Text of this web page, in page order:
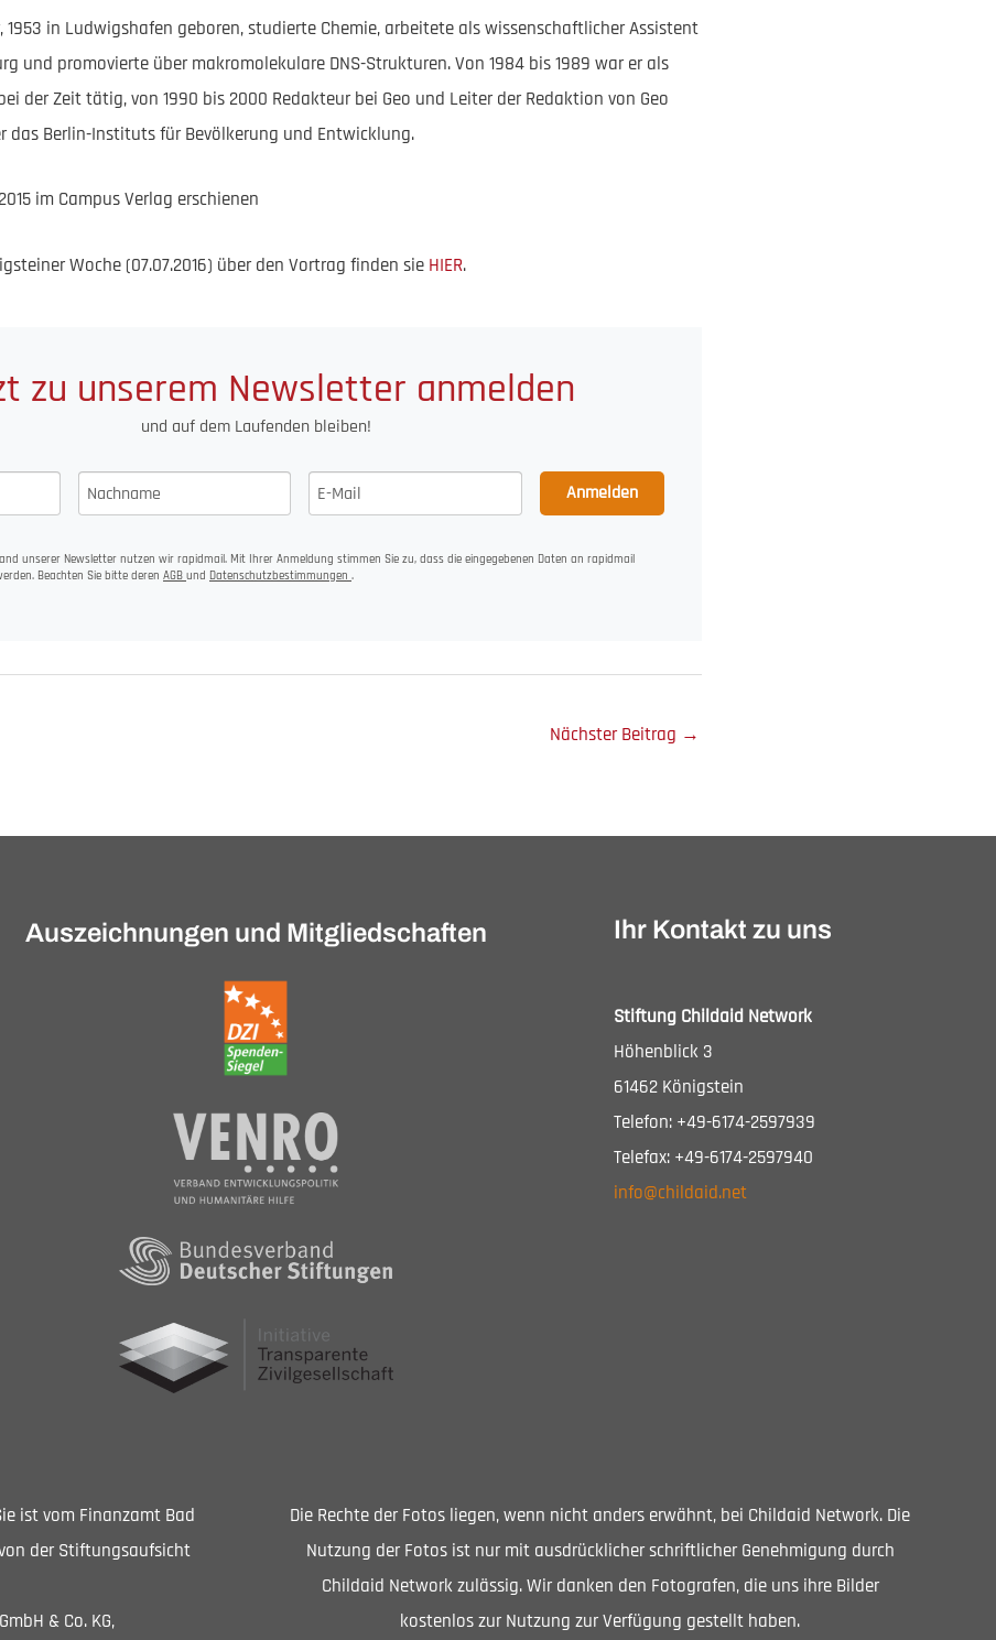
1953 in Ludwigshafen geboren, studierte Chemie, arbeitete als wissenschaftlicher Assistent
und promovierte über makromolekulare DNS-Strukturen. Von 1984 bis 1989 war er als
der Zeit tätig, von 1990 bis 2000 Redakteur bei Geo und Leiter der Redaktion von Geo
das Berlin-Instituts für Bevölkerung und Entwicklung.
im Campus Verlag erschienen
Woche (07.07.2016) über den Vortrag finden sie HIER.
zu unserem Newsletter anmelden
und auf dem Laufenden bleiben!
Anmelden
unserer Newsletter nutzen wir rapidmail. Mit Ihrer Anmeldung stimmen Sie zu, dass die eingegebenen Daten an rapidmail
Beachten Sie bitte deren AGB und Datenschutzbestimmungen .
Nächster Beitrag →
Auszeichnungen und Mitgliedschaften Ihr Kontakt zu uns
Stiftung Childaid Network
Höhenblick 3
61462 Königstein
Telefon: +49-6174-2597939
Telefax: +49-6174-2597940
info@childaid.net
ist vom Finanzamt Bad
der Stiftungsaufsicht
& Co. KG,
Die Rechte der Fotos liegen, wenn nicht anders erwähnt, bei Childaid Network. Die
Nutzung der Fotos ist nur mit ausdrücklicher schriftlicher Genehmigung durch
Childaid Network zulässig. Wir danken den Fotografen, die uns ihre Bilder
kostenlos zur Nutzung zur Verfügung gestellt haben.